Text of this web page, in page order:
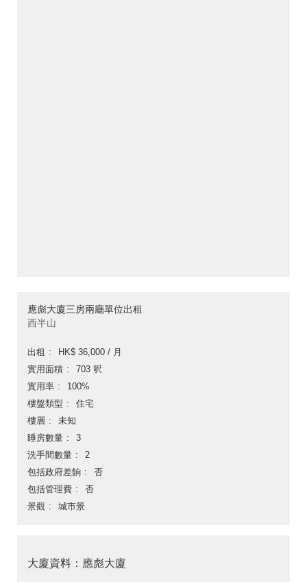
應彪大廈三房兩廳單位出租
西半山
出租
HK$ 36,000 / 月
實用面積
703 呎
實用率
100%
樓盤類型
住宅
樓層
未知
睡房數量
3
洗手間數量
2
包括政府差餉
否
包括管理費
否
景觀
城市景
大廈資料：應彪大廈